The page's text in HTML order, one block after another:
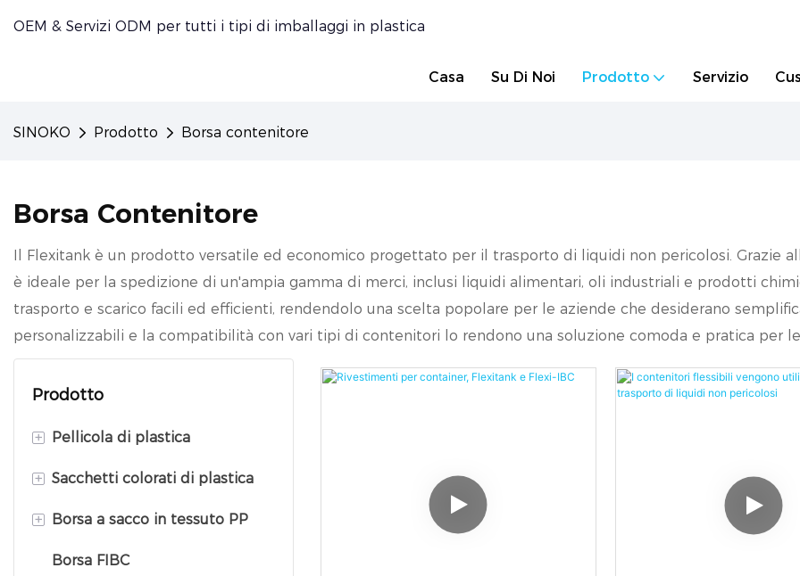
OEM & Servizi ODM per tutti i tipi di imballaggi in plastica
Casa Su Di Noi Prodotto Servizio
SINOKO Prodotto Borsa contenitore
Borsa Contenitore
Il Flexitank è un prodotto versatile ed economico progettato per il trasporto di liquidi non pericolosi. Grazie
è ideale per la spedizione di un'ampia gamma di merci, inclusi liquidi alimentari, oli industriali e prodotti
trasporto e scarico facili ed efficienti, rendendolo una scelta popolare per le aziende che desiderano
personalizzabili e la compatibilità con vari tipi di contenitori lo rendono una soluzione comoda e pratica per
Prodotto
+ Pellicola di plastica
Pellicola protettiva in PET
Film estensibile in PE
Film Bopp
+ Sacchetti colorati di plastica
Borsa in plastica resistente al
+ Borsa a sacco in tessuto PP
Sacco valvola PP
Borsa FIBC